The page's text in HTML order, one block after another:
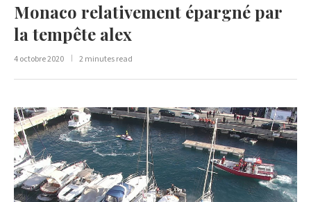
Monaco relativement épargné par
la tempête alex
4 octobre 2020 2 minutes read